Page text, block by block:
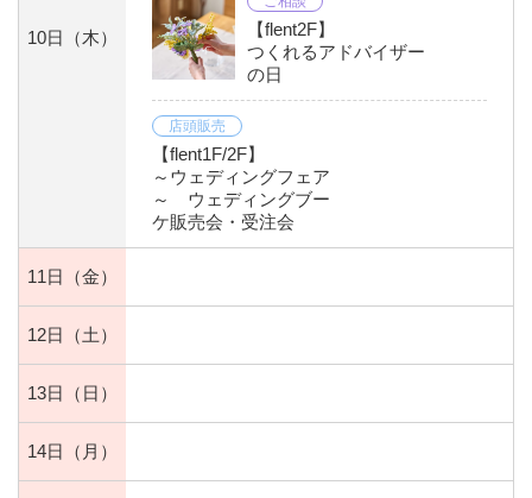
10日 （木）
【flent2F】
つくれるアドバイザー
の日
店頭販売
【flent1F/2F】
～ウェディングフェア
～ ウェディングブー
ケ販売会・受注会
11日 （金）
12日 （土）
13日 （日）
14日 （月）